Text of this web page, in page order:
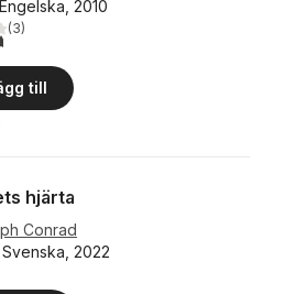
2010
stjärnor. Totalt antal röster:
(3)
till
hjärta
Conrad
2022